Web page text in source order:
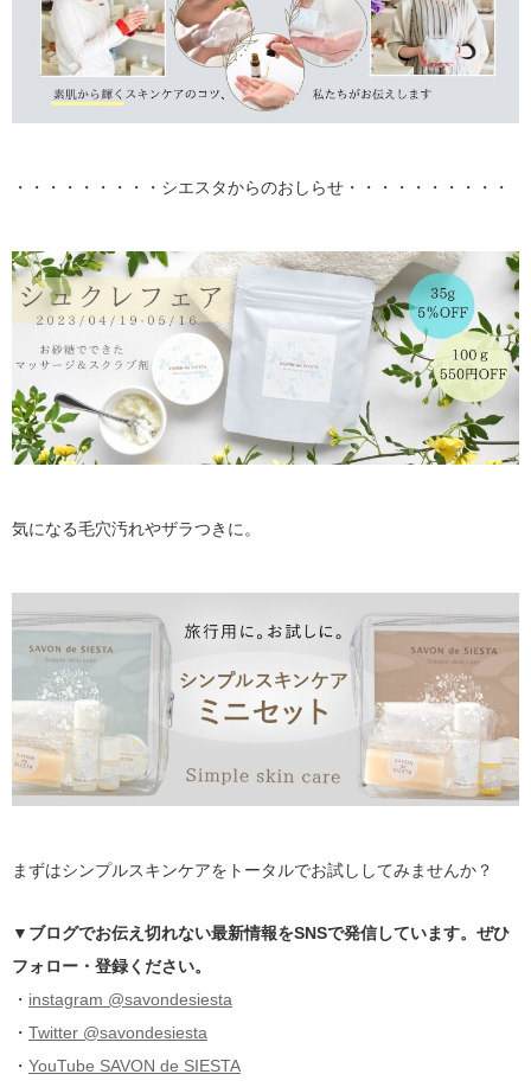
・・・・・・・・・シエスタからのおしらせ・・・・・・・・・・
気になる毛穴汚れやザラつきに。
まずはシンプルスキンケアをトータルでお試ししてみませんか？
▼ブログでお伝え切れない最新情報をSNSで発信しています。ぜひ
フォロー・登録ください。
・ instagram @savondesiesta
・ Twitter @savondesiesta
・ YouTube SAVON de SIESTA